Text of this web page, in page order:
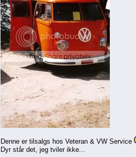
Denne er tilsalgs hos Veteran & VW Service
Dyr står det, jeg tviler ikke...